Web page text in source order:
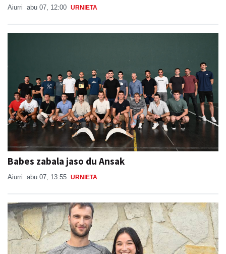
Aiurri abu 07, 12:00 URNIETA
Babes zabala jaso du Ansak
Aiurri abu 07, 13:55 URNIETA